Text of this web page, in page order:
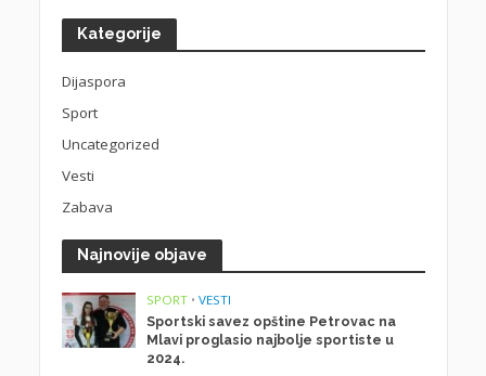
Kategorije
Dijaspora
Sport
Uncategorized
Vesti
Zabava
Najnovije objave
SPORT • VESTI
Sportski savez opštine Petrovac na
Mlavi proglasio najbolje sportiste u
2024.